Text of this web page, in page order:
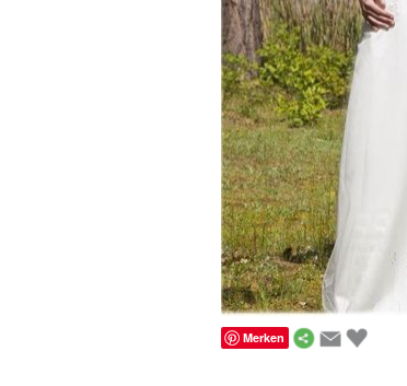
Merken